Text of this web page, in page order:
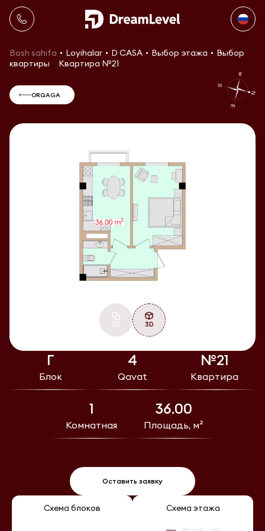
Bosh sahifa Loyihalar D CASA Выбор этажа
Выбор
квартиры
Квартира №21
Г
Блок
4
Qavat
№21
Квартира
1
Комнатная
36.00
Площадь, м²
Оставить заявку
2D 3D
Схема блоков Схема этажа
ORQAGA